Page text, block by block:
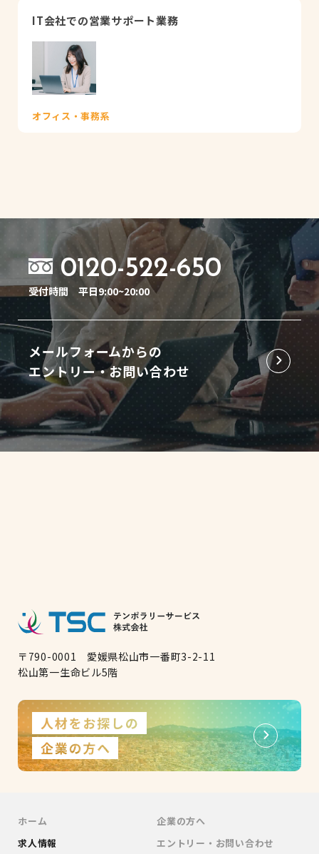
IT会社での営業サポート業務
オフィス・事務系
0120-522-650
受付時間 平日9:00~20:00
メールフォームからの
エントリー・お問い合わせ
〒790-0001 愛媛県松山市一番町3-2-11
松山第一生命ビル5階
ホーム
求人情報
企業の方へ
エントリー・お問い合わせ